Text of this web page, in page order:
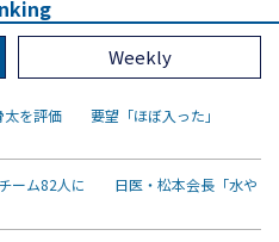
Weekly
太を評価 要望「ほぼ入った」
チーム82人に 日医・松本会長「水や